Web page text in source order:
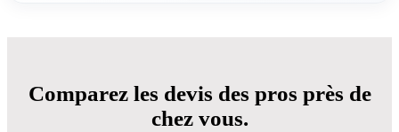
Comparez les devis des pros près de
chez vous.